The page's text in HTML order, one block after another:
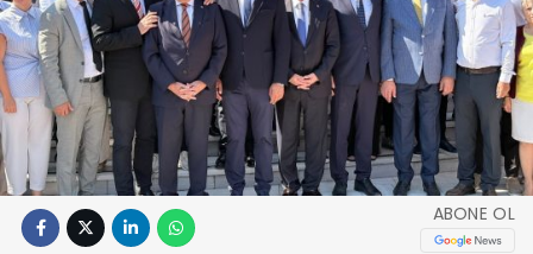
ABONE OL